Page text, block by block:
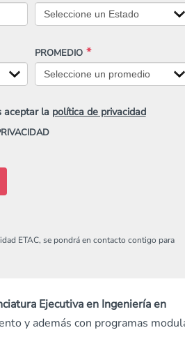
PROMEDIO
aceptar la política de privacidad
ETAC, se pondrá en contacto contigo para
Ejecutiva en Ingeniería en
y además con programas